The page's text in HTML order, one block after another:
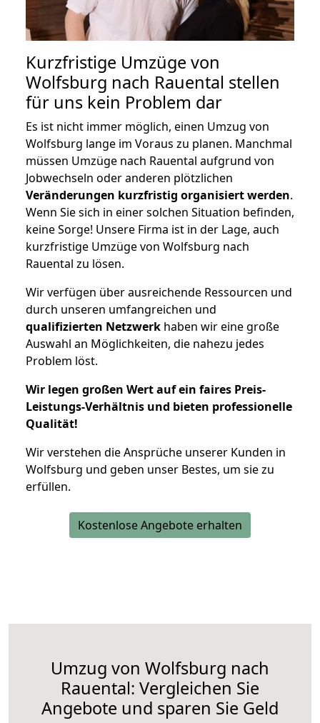
Kurzfristige Umzüge von
Wolfsburg nach Rauental stellen
für uns kein Problem dar
Es ist nicht immer möglich, einen Umzug von
Wolfsburg lange im Voraus zu planen. Manchmal
müssen Umzüge nach Rauental aufgrund von
Jobwechseln oder anderen plötzlichen
Veränderungen kurzfristig organisiert werden.
Wenn Sie sich in einer solchen Situation befinden,
keine Sorge! Unsere Firma ist in der Lage, auch
kurzfristige Umzüge von Wolfsburg nach
Rauental zu lösen.
Wir verfügen über ausreichende Ressourcen und
durch unseren umfangreichen und
qualifizierten Netzwerk haben wir eine große
Auswahl an Möglichkeiten, die nahezu jedes
Problem löst.
Wir legen großen Wert auf ein faires Preis-
Leistungs-Verhältnis und bieten professionelle
Qualität!
Wir verstehen die Ansprüche unserer Kunden in
Wolfsburg und geben unser Bestes, um sie zu
erfüllen.
Kostenlose Angebote erhalten
Umzug von Wolfsburg nach
Rauental: Vergleichen Sie
Angebote und sparen Sie Geld